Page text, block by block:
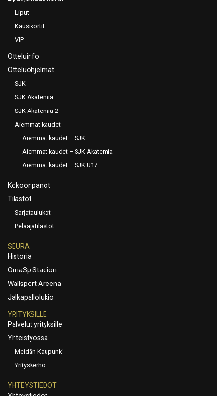
Liput
Kausikortit
VIP
Otteluinfo
Otteluohjelmat
SJK
SJK Akatemia
SJK Akatemia 2
Aiemmat kaudet
Aiemmat kaudet – SJK
Aiemmat kaudet – SJK Akatemia
Aiemmat kaudet – SJK U17
Kokoonpanot
Tilastot
Sarjataulukot
Pelaajatilastot
SEURA
Historia
OmaSp Stadion
Wallsport Areena
Jalkapallolukio
YRITYKSILLE
Palvelut yrityksille
Yhteistyössä
Meidän Kaupunki
Yrityskerho
YHTEYSTIEDOT